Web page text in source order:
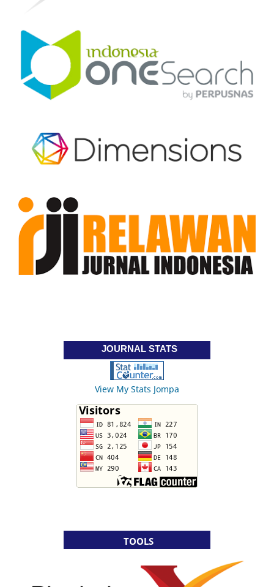
JOURNAL STATS
View My Stats Jompa
TOOLS